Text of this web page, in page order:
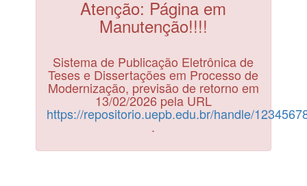
Atenção: Página em
Manutenção!!!!
Sistema de Publicação Eletrônica de
Teses e Dissertações em Processo de
Modernização, previsão de retorno em
13/02/2026 pela URL
https://repositorio.uepb.edu.br/handle/
.